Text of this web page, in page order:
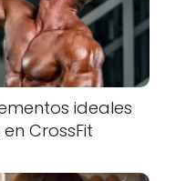
ideales
CrossFit